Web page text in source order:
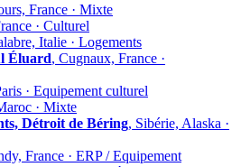
France · Mixte
· Culturel
Italie · Logements
Éluard, Cugnaux, France ·
· Equipement culturel
· Mixte
Détroit de Béring, Sibérie, Alaska ·
France · ERP / Equipement